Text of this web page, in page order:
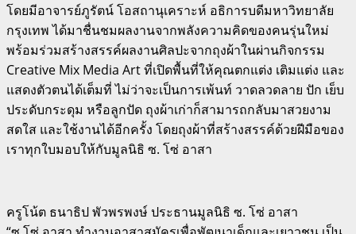
โดยมีอาจารย์ภูรัตน์ โอสถานุเคราะห์ อธิการบดีมหาวิทยาลัย
กรุงเทพ ได้มาชื่นชมผลงานจากพลังความคิดของคนรุ่นใหม่
พร้อมร่วมสร้างสรรค์ผลงานศิลปะจากถุงผ้าในผ่านกิจกรรม
Creative Mix Media Art ที่เปิดพื้นที่ให้คุณตกแต่ง เติมแต่ง และ
แสดงตัวตนได้เต็มที่ ไม่ว่าจะเป็นการเพ้นท์ วาดลวดลาย ปัก เย็บ
ประดับกระดุม หรือลูกปัด ถุงผ้าเก่าก็สามารถกลับมาสวยงาม
สดใส และใช้งานได้อีกครั้ง โดยถุงผ้าที่สร้างสรรค์ด้วยฝีมือของ
เราทุกใบมอบให้กับมูลนิธิ ซ. โซ่ อาสา
ครูโน้ต ธนาธิป พัวพรพงษ์ ประธานมูลนิธิ ซ. โซ่ อาสา